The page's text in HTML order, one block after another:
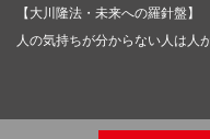
【大川隆法・未来への羅針盤】
人の気持ちが分からない人は人